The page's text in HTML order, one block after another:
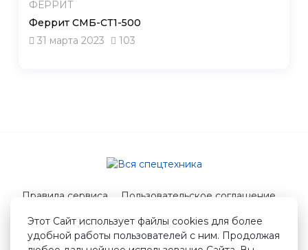
ФЕРРИТ
Феррит СМБ-СТ1-500
31 марта 2023
103
Этот Сайт использует файлы cookies для более
удобной работы пользователей с ним. Продолжая
Правила сервиса
Пользовательское соглашение
© 2026 Вся спецтехника